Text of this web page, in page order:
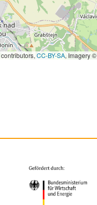
contributors, CC-BY-SA, Imagery ©